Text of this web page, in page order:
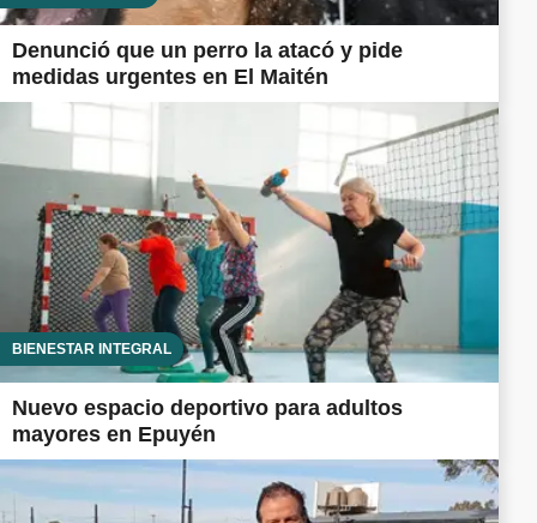
Denunció que un perro la atacó y pide
medidas urgentes en El Maitén
BIENESTAR INTEGRAL
Nuevo espacio deportivo para adultos
mayores en Epuyén